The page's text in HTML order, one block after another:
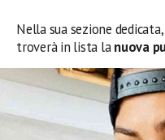
Nella sua sezione
troverà in lista lanuova